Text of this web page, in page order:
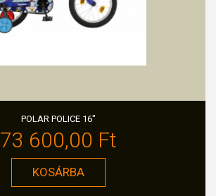
POLAR POLICE 16"
73 600,00 Ft‎
KOSÁRBA